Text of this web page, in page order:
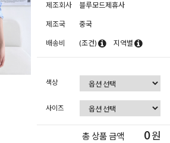
제조회사 블루모드제휴사
제조국 중국
배송비 (조건) 지역별
색상
사이즈
총 상품 금액 0원